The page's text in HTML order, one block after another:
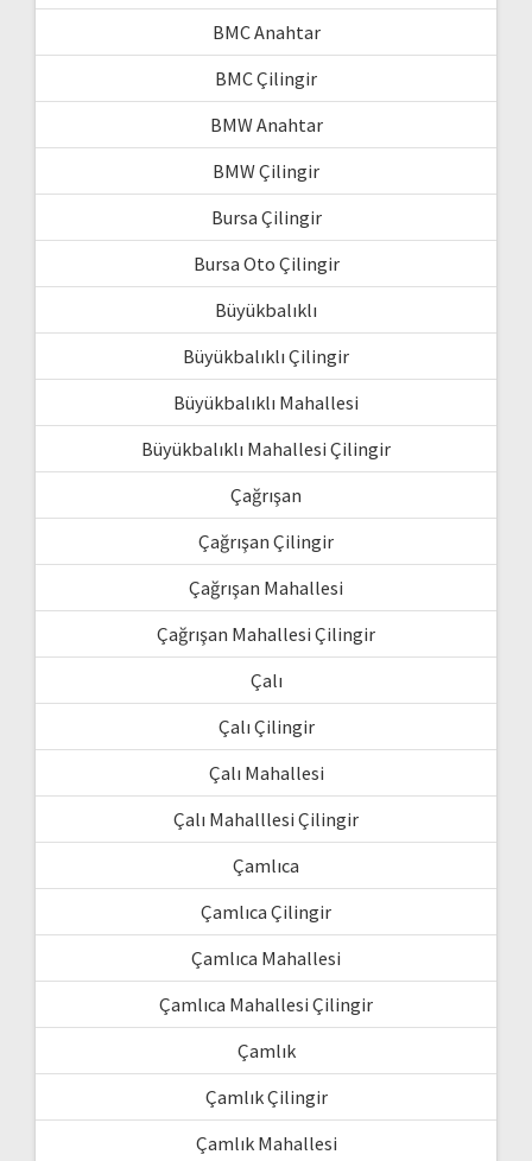
BMC Anahtar
BMC Çilingir
BMW Anahtar
BMW Çilingir
Bursa Çilingir
Bursa Oto Çilingir
Büyükbalıklı
Büyükbalıklı Çilingir
Büyükbalıklı Mahallesi
Büyükbalıklı Mahallesi Çilingir
Çağrışan
Çağrışan Çilingir
Çağrışan Mahallesi
Çağrışan Mahallesi Çilingir
Çalı
Çalı Çilingir
Çalı Mahallesi
Çalı Mahalllesi Çilingir
Çamlıca
Çamlıca Çilingir
Çamlıca Mahallesi
Çamlıca Mahallesi Çilingir
Çamlık
Çamlık Çilingir
Çamlık Mahallesi